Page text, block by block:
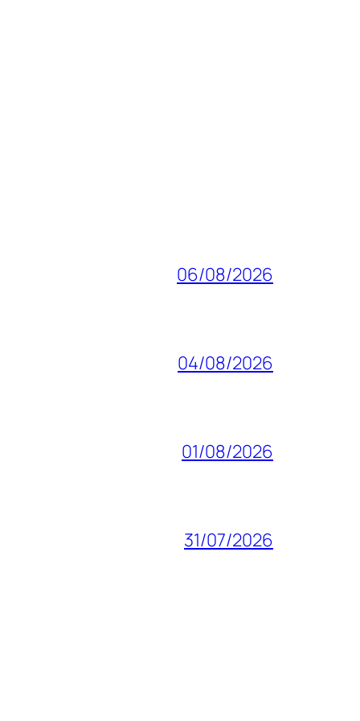
06/08/2026
04/08/2026
01/08/2026
31/07/2026